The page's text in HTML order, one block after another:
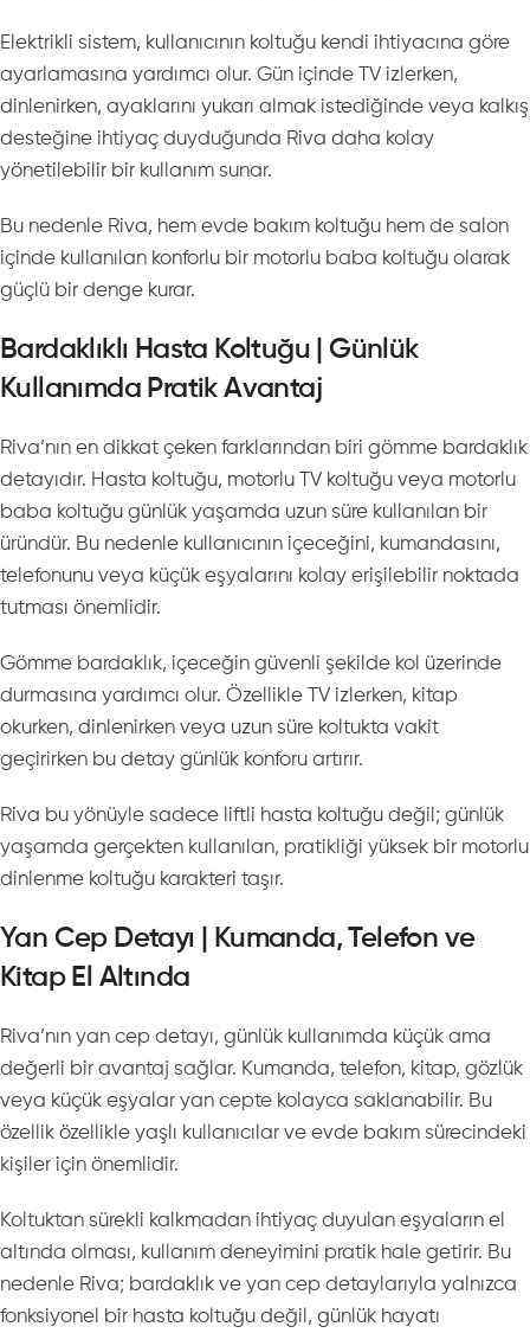
Elektrikli sistem, kullanıcının koltuğu kendi ihtiyacına göre
ayarlamasına yardımcı olur. Gün içinde TV izlerken,
dinlenirken, ayaklarını yukarı almak istediğinde veya kalkış
desteğine ihtiyaç duyduğunda Riva daha kolay
yönetilebilir bir kullanım sunar.
Bu nedenle Riva, hem evde bakım koltuğu hem de salon
içinde kullanılan konforlu bir motorlu baba koltuğu olarak
güçlü bir denge kurar.
Bardaklıklı Hasta Koltuğu | Günlük
Kullanımda Pratik Avantaj
Riva’nın en dikkat çeken farklarından biri gömme bardaklık
detayıdır. Hasta koltuğu, motorlu TV koltuğu veya motorlu
baba koltuğu günlük yaşamda uzun süre kullanılan bir
üründür. Bu nedenle kullanıcının içeceğini, kumandasını,
telefonunu veya küçük eşyalarını kolay erişilebilir noktada
tutması önemlidir.
Gömme bardaklık, içeceğin güvenli şekilde kol üzerinde
durmasına yardımcı olur. Özellikle TV izlerken, kitap
okurken, dinlenirken veya uzun süre koltukta vakit
geçirirken bu detay günlük konforu artırır.
Riva bu yönüyle sadece liftli hasta koltuğu değil; günlük
yaşamda gerçekten kullanılan, pratikliği yüksek bir motorlu
dinlenme koltuğu karakteri taşır.
Yan Cep Detayı | Kumanda, Telefon ve
Kitap El Altında
Riva’nın yan cep detayı, günlük kullanımda küçük ama
değerli bir avantaj sağlar. Kumanda, telefon, kitap, gözlük
veya küçük eşyalar yan cepte kolayca saklanabilir. Bu
özellik özellikle yaşlı kullanıcılar ve evde bakım sürecindeki
kişiler için önemlidir.
Koltuktan sürekli kalkmadan ihtiyaç duyulan eşyaların el
altında olması, kullanım deneyimini pratik hale getirir. Bu
nedenle Riva; bardaklık ve yan cep detaylarıyla yalnızca
fonksiyonel bir hasta koltuğu değil, günlük hayatı